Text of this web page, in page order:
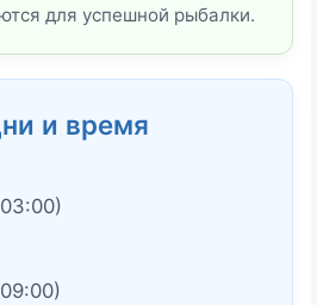
для успешной рыбалки.
и время